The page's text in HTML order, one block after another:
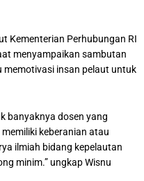
Kementerian Perhubungan RI
menyampaikan sambutan
memotivasi insan pelaut untuk
banyaknya dosen yang
keberanian atau
ilmiah bidang kepelautan
minim.” ungkap Wisnu